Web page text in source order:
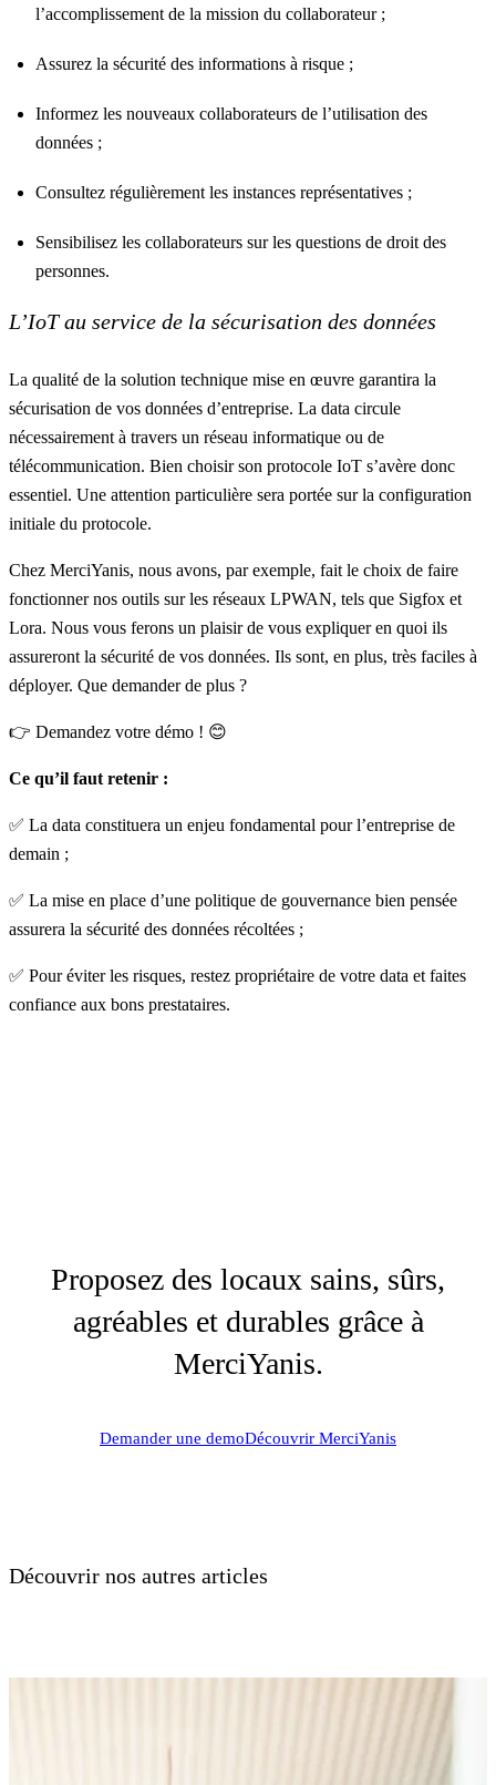
l’accomplissement de la mission du collaborateur ;
Assurez la sécurité des informations à risque ;
Informez les nouveaux collaborateurs de l’utilisation des
données ;
Consultez régulièrement les instances représentatives ;
Sensibilisez les collaborateurs sur les questions de droit des
personnes.
L’IoT au service de la sécurisation des données
La qualité de la solution technique mise en œuvre garantira la
sécurisation de vos données d’entreprise. La data circule
nécessairement à travers un réseau informatique ou de
télécommunication. Bien choisir son protocole IoT s’avère donc
essentiel. Une attention particulière sera portée sur la configuration
initiale du protocole.
Chez MerciYanis, nous avons, par exemple, fait le choix de faire
fonctionner nos outils sur les réseaux LPWAN, tels que Sigfox et
Lora. Nous vous ferons un plaisir de vous expliquer en quoi ils
assureront la sécurité de vos données. Ils sont, en plus, très faciles à
déployer. Que demander de plus ?
👉 Demandez votre démo ! 😊
Ce qu’il faut retenir :
✅ La data constituera un enjeu fondamental pour l’entreprise de
demain ;
✅ La mise en place d’une politique de gouvernance bien pensée
assurera la sécurité des données récoltées ;
✅ Pour éviter les risques, restez propriétaire de votre data et faites
confiance aux bons prestataires.
Proposez des locaux sains, sûrs,
agréables et durables grâce à
MerciYanis.
Demander une demoDécouvrir MerciYanis
Découvrir nos autres articles